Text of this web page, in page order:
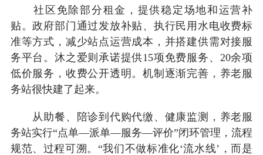
社区免除部分租金，提供稳定场地和运营补
贴。政府部门通过发放补贴、执行民用水电收费标
准等方式，减少站点运营成本，并搭建供需对接服
务平台。沐之爱则承诺提供15项免费服务、20余项
低价服务，收费公开透明。机制逐渐完善，养老服
务站很快建了起来。
从助餐、陪诊到代购代缴、健康监测，养老服
务站实行“点单—派单—服务—评价”闭环管理，流程
规范、过程可溯。“我们不做标准化‘流水线’，而是